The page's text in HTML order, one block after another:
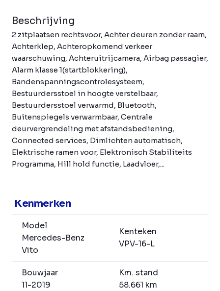
Beschrijving
2 zitplaatsen rechtsvoor, Achter deuren zonder raam,
Achterklep, Achteropkomend verkeer
waarschuwing, Achteruitrijcamera, Airbag passagier,
Alarm klasse 1(startblokkering),
Bandenspanningscontrolesysteem,
Bestuurdersstoel in hoogte verstelbaar,
Bestuurdersstoel verwarmd, Bluetooth,
Buitenspiegels verwarmbaar, Centrale
deurvergrendeling met afstandsbediening,
Connected services, Dimlichten automatisch,
Elektrische ramen voor, Elektronisch Stabiliteits
Programma, Hill hold functie, Laadvloer,...
Kenmerken
Model
Mercedes-Benz
Vito
Kenteken
VPV-16-L
Bouwjaar
11-2019
Km. stand
58.661 km